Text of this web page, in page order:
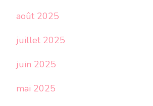
août 2025
juillet 2025
juin 2025
mai 2025